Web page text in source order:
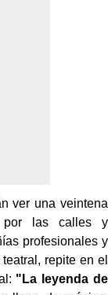
ver una veintena
por las calles y
profesionales y
repite en el
"La leyenda de